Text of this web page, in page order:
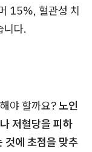
15%, 혈관성 치
니다.
야 할까요?노인
저혈당을 피하
것에 초점을 맞추